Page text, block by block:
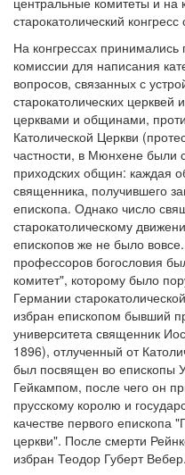
старокатолический
На конгрессах
комиссии для написания
вопросов, связанных с
старокатолических церквей
церквами и общинами,
Католической Церкви
частности, в Мюнхене были
приходских общин: каждая
священника, получившего
епископа. Однако число
старокатолическому
епископов же не было
профессоров богословия
комитет", которому было
Германии
избран епископом бывший
университета священник
1896), отлученный от
был посвящен во епископы
Гейкампом, после чего он
прусскому королю и
качестве первого епископа
церкви". После смерти
избран Теодор Губерт Вебер.